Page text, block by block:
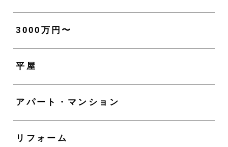
3000万円〜
平屋
アパート・マンション
リフォーム